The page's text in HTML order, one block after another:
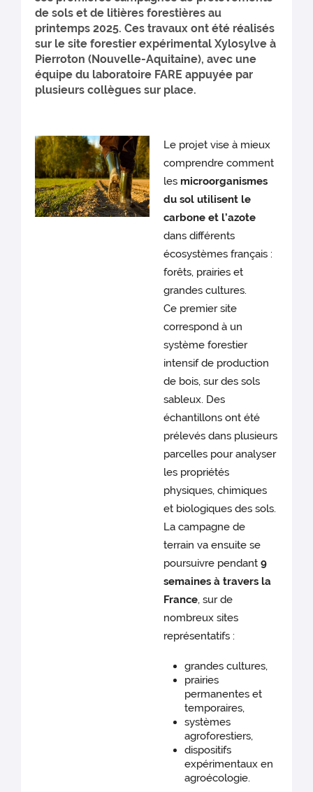
de sols et de litières forestières au
printemps 2025. Ces travaux ont été réalisés
sur le site forestier expérimental Xylosylve à
Pierroton (Nouvelle-Aquitaine), avec une
équipe du laboratoire FARE appuyée par
plusieurs collègues sur place.
Le projet vise à mieux
comprendre comment
les microorganismes
du sol utilisent le
carbone et l’azote
dans différents
écosystèmes français :
forêts, prairies et
grandes cultures.
Ce premier site
correspond à un
système forestier
intensif de production
de bois, sur des sols
sableux. Des
échantillons ont été
prélevés dans plusieurs
parcelles pour analyser
les propriétés
physiques, chimiques
et biologiques des sols.
La campagne de
terrain va ensuite se
poursuivre pendant 9
semaines à travers la
France, sur de
nombreux sites
représentatifs :
grandes cultures,
prairies
permanentes et
temporaires,
systèmes
agroforestiers,
dispositifs
expérimentaux en
agroécologie.